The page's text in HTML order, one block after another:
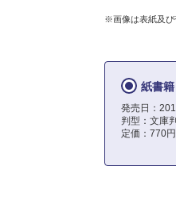
※画像は表紙及び
紙書籍
発売日：
判型：文庫
定価：770